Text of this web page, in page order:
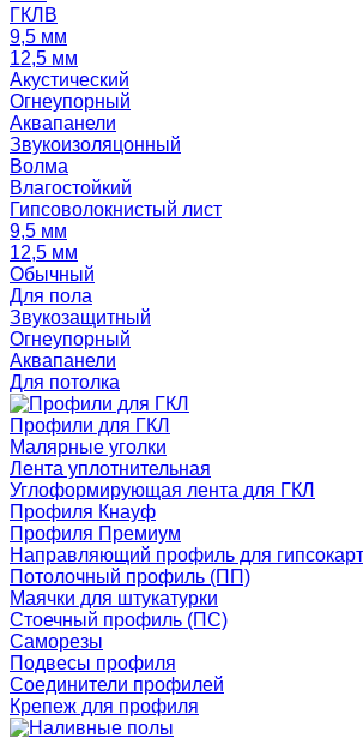
ГКЛВ
9,5 мм
12,5 мм
Акустический
Огнеупорный
Аквапанели
Звукоизоляцонный
Волма
Влагостойкий
Гипсоволокнистый лист
9,5 мм
12,5 мм
Обычный
Для пола
Звукозащитный
Огнеупорный
Аквапанели
Для потолка
Профили для ГКЛ
Малярные уголки
Лента уплотнительная
Углоформирующая лента для ГКЛ
Профиля Кнауф
Профиля Премиум
Направляющий профиль для
Потолочный профиль (ПП)
Маячки для штукатурки
Стоечный профиль (ПС)
Саморезы
Подвесы профиля
Соединители профилей
Крепеж для профиля